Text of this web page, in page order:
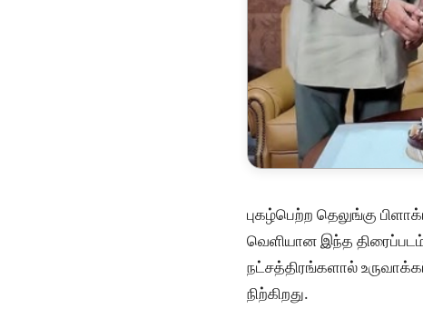
புகழ்பெற்ற தெலுங்கு
வெளியான இந்த
நட்சத்திரங்களால்
நிற்கிறது.